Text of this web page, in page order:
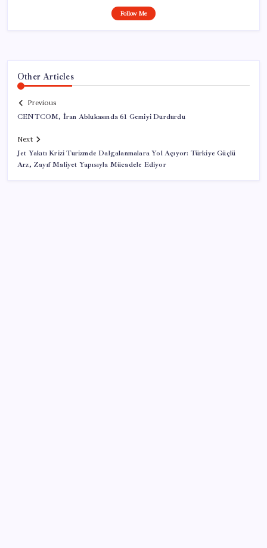
Follow Me
Other Articles
Previous
CENTCOM, İran Ablukasında 61 Gemiyi Durdurdu
Next
Jet Yakıtı Krizi Turizmde Dalgalanmalara Yol Açıyor: Türkiye Güçlü
Arz, Zayıf Maliyet Yapısıyla Mücadele Ediyor